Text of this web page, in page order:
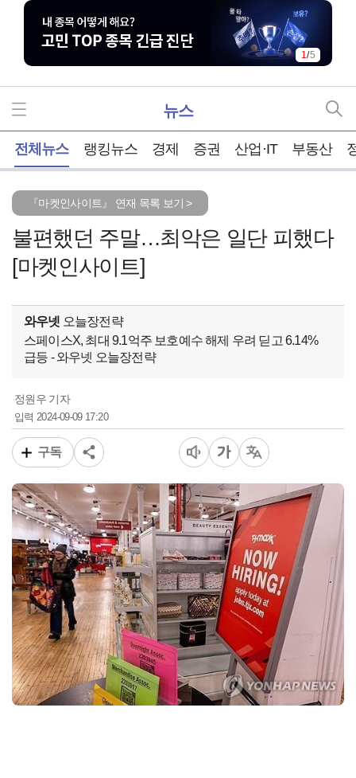
1/5
뉴스
전체뉴스 랭킹뉴스 경제 증권 산업·IT 부동산
『마켓인사이트』 연재 목록 보기 >
불편했던 주말…최악은 일단 피했다
[마켓인사이트]
와우넷 오늘장전략
스페이스X, 최대 9.1억주 보호예수 해제 우려 딛고 6.14%
급등 - 와우넷 오늘장전략
정원우 기자
입력2024-09-09 17:20
구독